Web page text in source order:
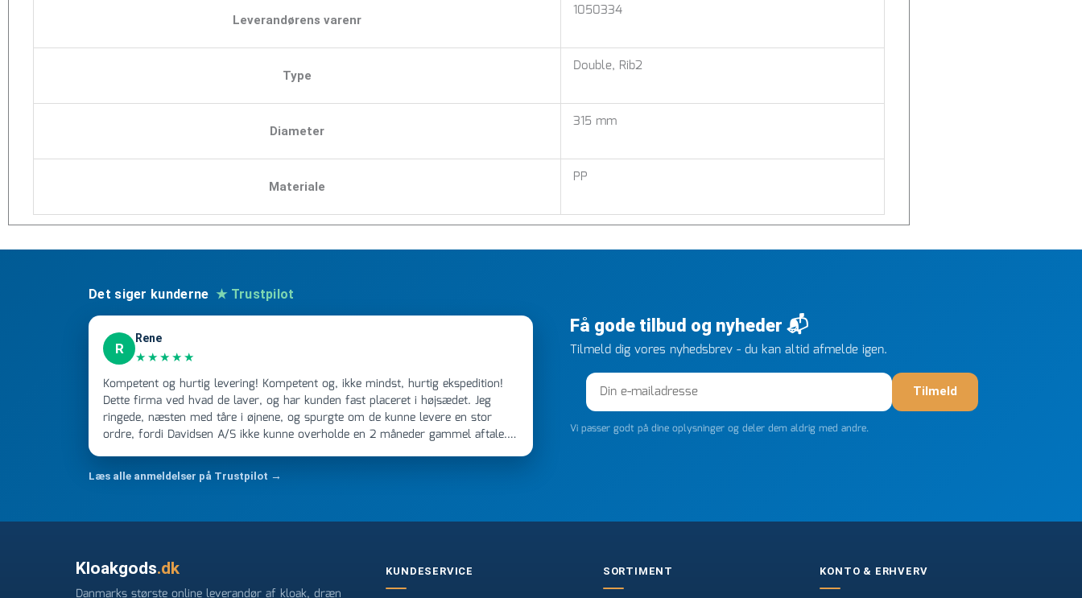
Leverandørens varenr 1050334
Type Double, Rib2
Diameter 315 mm
Materiale PP
Det siger kunderne ★ Trustpilot
R
Rene
★★★★★
Kompetent og hurtig levering! Kompetent og, ikke mindst, hurtig ekspedition!
Dette firma ved hvad de laver, og har kunden fast placeret i højsædet. Jeg
ringede, næsten med tåre i øjnene, og spurgte om de kunne levere en stor
ordre, fordi Davidsen A/S ikke kunne overholde en 2 måneder gammel aftale.
ikke få armene ned, og næste gang jeg skal bruge noget, vil jeg ringe til dem
FØRST. De varmeste og venligste hilsner fra Rene
Læs alle anmeldelser på Trustpilot →
Få gode tilbud og nyheder 📬
Tilmeld dig vores nyhedsbrev - du kan altid afmelde igen.
Tilmeld
Vi passer godt på dine oplysninger og deler dem aldrig med andre.
Kloakgods.dk
Danmarks største online leverandør af kloak, dræn
KUNDESERVICE SORTIMENT KONTO & ERHVERV